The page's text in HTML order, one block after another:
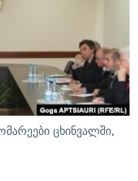
ᲐᲛᲑᲐᲕᲘ
ცხინვალში,